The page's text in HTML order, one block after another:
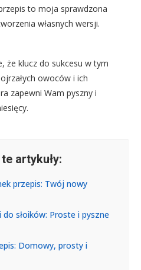
to moja sprawdzona
własnych wersji.
że klucz do sukcesu w tym
owoców i ich
zapewni Wam pyszny i
artykuły:
przepis: Twój nowy
do słoików: Proste i pyszne
Domowy, prosty i